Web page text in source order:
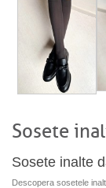
Sosete
Sosete inalte
Descopera sosetele